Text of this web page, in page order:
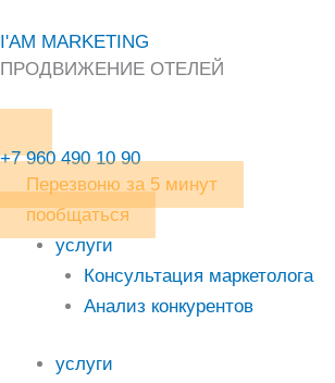
к
содержимому
I'AM MARKETING
ПРОДВИЖЕНИЕ ОТЕЛЕЙ
+7 960 490 10 90
Перезвоню за 5 минут
пообщаться
услуги
Консультация маркетолога
Анализ конкурентов
услуги